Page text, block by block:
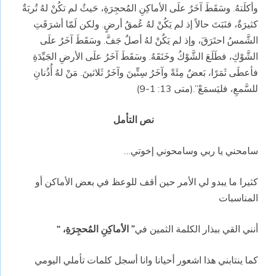
وأكلَتهُ. وسَقَطَ آخَرُ علَى الأماكِنِ المُحجِرَةِ، حَيثُ لم تكُنْ لهُ تُربَةٌ
كثيرَةٌ، فنَبَتَ حالاً إذ لم يَكُنْ لهُ عُمقُ أرضٍ. ولكن لَمّا أشرَقَتِ
الشَّمسُ احتَرَقَ، وإذ لم يَكُنْ لهُ أصلٌ جَفَّ. وسَقَطَ آخَرُ علَى
الشَّوْكِ، فطَلَعَ الشَّوْكُ وخَنَقَهُ. وسَقَطَ آخَرُ علَى الأرضِ الجَيِّدَةِ
فأعطَى ثَمَرًا، بَعضٌ مِئَةً وآخَرُ سِتِّينَ وآخَرُ ثَلاثينَ. مَنْ لهُ أُذُنانِ
للسَّمعِ، فليَسمَعْ”.(متى 13: 1-9)
نص التأمل
سامحني يا ربي وسامحوني إخوتي…
كثيرا ما يبدو لي الأمر حين أقف للوعظ في بعض الأماكن أو
المناسبات
أنني القي ببذار الكلمة الثمين في” الأماكِنِ المُحجِرَةِ، “
كما ينتابني هذا اشعور أحيانا وانا أسجل كلمات تأملي اليومي